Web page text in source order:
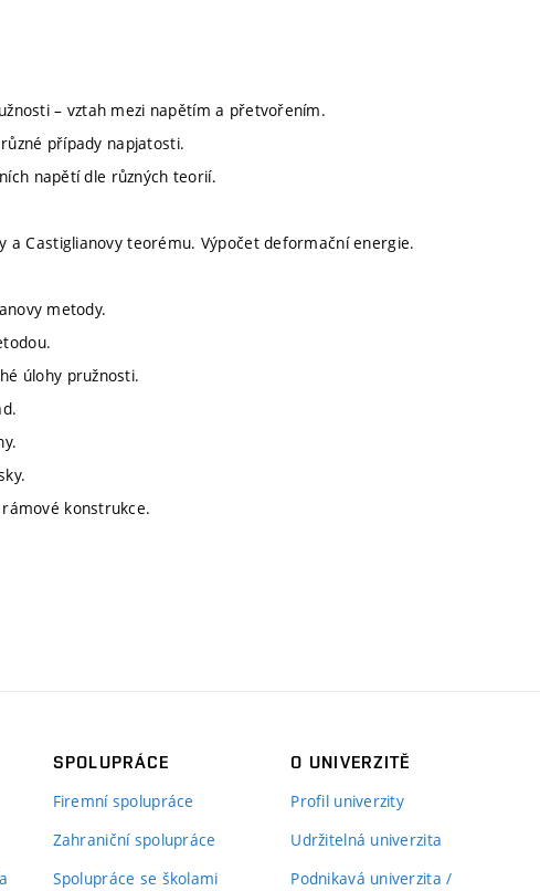
– vztah mezi napětím a přetvořením.
případy napjatosti.
napětí dle různých teorií.
a Castiglianovy teorému. Výpočet deformační energie.
metody.
úlohy pružnosti.
konstrukce.
SPOLUPRÁCE
Firemní spolupráce
Zahraniční spolupráce
Spolupráce se školami
O UNIVERZITĚ
Profil univerzity
Udržitelná univerzita
Podnikavá univerzita /